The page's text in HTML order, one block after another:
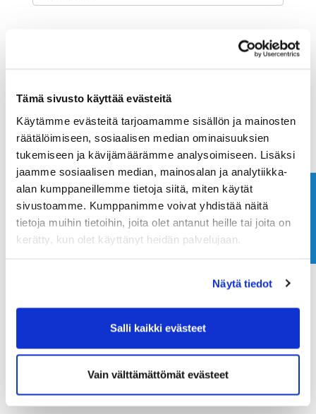
Tämä sivusto käyttää evästeitä
Käytämme evästeitä tarjoamamme sisällön ja mainosten
räätälöimiseen, sosiaalisen median ominaisuuksien
tukemiseen ja kävijämäärämme analysoimiseen. Lisäksi
jaamme sosiaalisen median, mainosalan ja analytiikka-
alan kumppaneillemme tietoja siitä, miten käytät
sivustoamme. Kumppanimme voivat yhdistää näitä
tietoja muihin tietoihin, joita olet antanut heille tai joita on
kerätty, kun olet käyttänyt heidän palvelujaan.
Näytä tiedot
Salli kaikki evästeet
Vain välttämättömät evästeet
Suomi
Golf jäsenyys
Valitse seura:
Jäsennumero:
Rekisteröidy
Haluan tilata Ringside Golf uutiskirjeen
Olen lukenuttietosuojaselosteen
henkilötietojeni käsittelyn (*)
(*) Tieto on pakollinen